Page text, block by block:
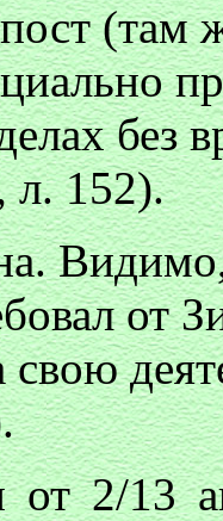
без
л. 152).
от
свою
2/13